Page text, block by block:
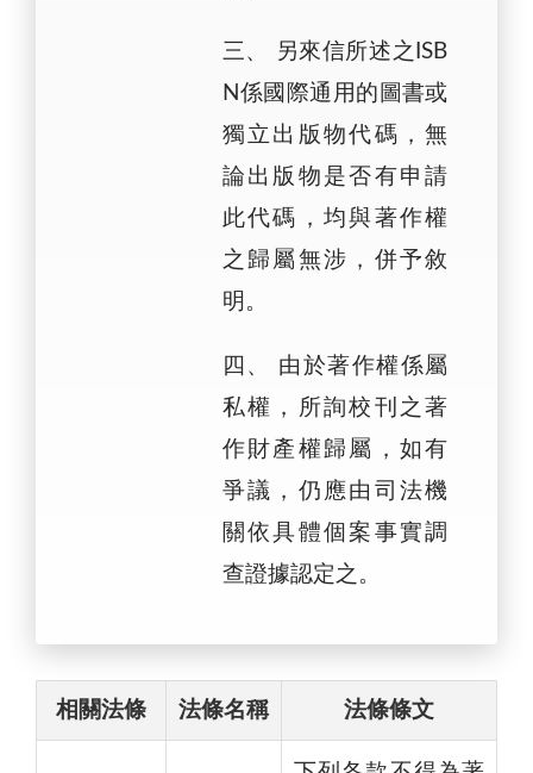
三、 另來信所述之ISB
N係國際通用的圖書或
獨立出版物代碼，無
論出版物是否有申請
此代碼，均與著作權
之歸屬無涉，併予敘
明。
四、 由於著作權係屬
私權，所詢校刊之著
作財產權歸屬，如有
爭議，仍應由司法機
關依具體個案事實調
查證據認定之。
相關法條 法條名稱 法條條文